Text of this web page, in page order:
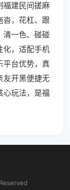
福建民间搓麻
沓，花杠、跟
清一色、碰碰
化，适配手机
平台优势，真
友开黑便捷无
心玩法，是福